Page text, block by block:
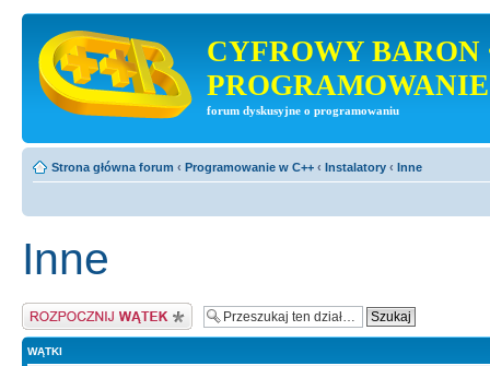
CYFROWY BARON
PROGRAMOWANIE
forum dyskusyjne o programowaniu
Strona główna forum ‹ Programowanie w C++ ‹ Instalatory ‹ Inne
Inne
Napisz wątek
WĄTKI